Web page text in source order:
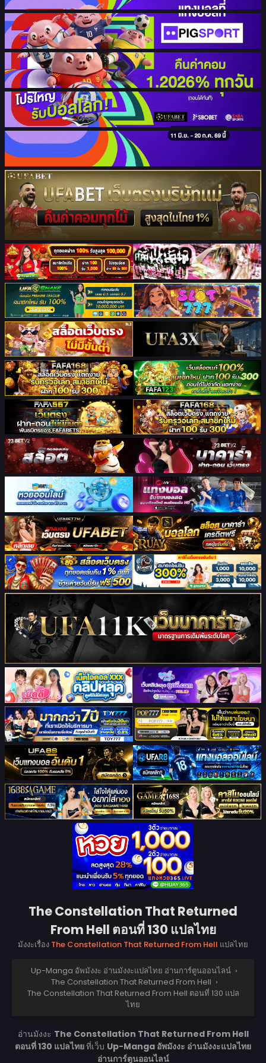
The Constellation That Returned
From Hell ตอนที่ 130 แปลไทย
มังงะเรื่อง The Constellation That Returned From Hell แปลไทย
Up-Manga อัพมังงะ อ่านมังงะแปลไทย อ่านการ์ตูนออนไลน์ ›
The Constellation That Returned From Hell ›
The Constellation That Returned From Hell ตอนที่ 130 แปล
ไทย
อ่านมังงะ The Constellation That Returned From Hell
ตอนที่ 130 แปลไทยที่เว็บ Up-Manga อัพมังงะ อ่านมังงะแปลไทย
อ่านการ์ตูนออนไลน์